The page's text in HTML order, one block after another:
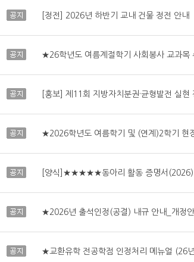
공지 [정전] 2026년 하반기 교내 건물 정전 안내
공지 ★26학년도 여름계절학기 사회봉사 교과목
공지 [홍보] 제11회 지방자치분권·균형발전 실현
공지 ★2026학년도 여름학기 및 (연계)2학기 현
공지 [양식]★★★★★동아리 활동 증명서
공지 ★2026년 출석인정(공결) 내규 안내_개정안
공지 ★교환유학 전공학점 인정처리 메뉴얼 (26